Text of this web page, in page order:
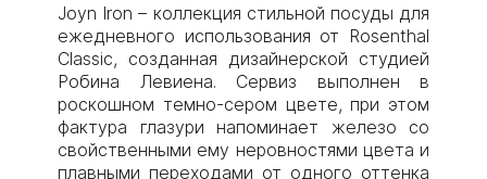
Joyn Iron – коллекция стильной посуды для
ежедневного использования от Rosenthal
Classic, созданная дизайнерской студией
Робина Левиена. Сервиз выполнен в
роскошном темно-сером цвете, при этом
фактура глазури напоминает железо со
свойственными ему неровностями цвета и
плавными переходами от одного оттенка